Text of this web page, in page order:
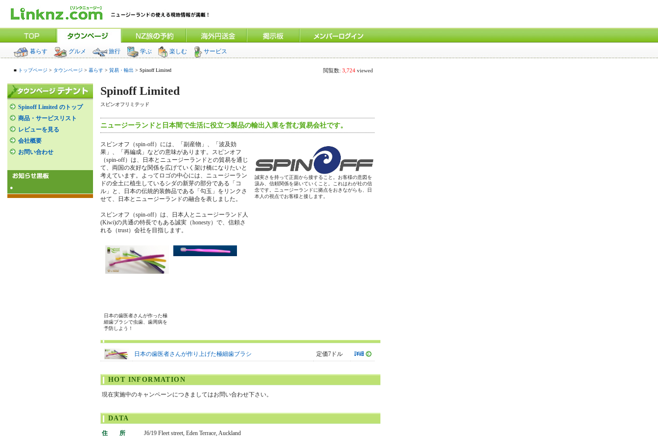
暮らす グルメ 旅行 学ぶ 楽しむ サービス
■ トップページ > タウンページ > 暮らす > 貿易・輸出 > Spinoff Limited 閲覧数: 3,724 viewed
Spinoff Limited のトップ
商品・サービスリスト
レビューを見る
会社概要
お問い合わせ
●
Spinoff Limited
スピンオフリミテッド
ニュージーランドと日本間で生活に役立つ製品の輸出入業を営む貿易会社です。
スピンオフ（spin-off）には、「副産物」、「波及効
果」、「再編成」などの意味があります。スピンオフ
（spin-off）は、日本とニュージーランドとの貿易を通じ
て、両国の友好な関係を広げていく架け橋になりたいと
考えています。よってロゴの中心には、ニュージーラン
ドの全土に植生しているシダの新芽の部分である「コ
ル」と、日本の伝統的装飾品である「勾玉」をリンクさ
せて、日本とニュージーランドの融合を表しました。
スピンオフ（spin-off）は、日本人とニュージーランド人
(Kiwi)の共通の特長でもある誠実（honesty）で、信頼さ
れる（trust）会社を目指します。
誠実さを持って正面から接すること。お客様の意図を
汲み、信頼関係を築いていくこと。これはわが社の信
念です。ニュージーランドに拠点をおきながらも、日
本人の視点でお客様と接します。
日本の歯医者さんが作った極
細歯ブラシで虫歯、歯周病を
予防しよう！
日本の歯医者さんが作り上げた極細歯ブラシ 定価7ドル
HOT INFORMATION
現在実施中のキャンペーンにつきましてはお問い合わせ下さい。
DATA
住 所 J6/19 Fleet street, Eden Terrace, Auckland